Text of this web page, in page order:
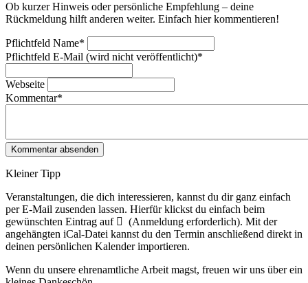
Ob kurzer Hinweis oder persönliche Empfehlung – deine
Rückmeldung hilft anderen weiter. Einfach hier kommentieren!
Pflichtfeld Name*
Pflichtfeld E-Mail (wird nicht veröffentlicht)*
Webseite
Kommentar*
Kleiner Tipp
Veranstaltungen, die dich interessieren, kannst du dir ganz einfach
per E‑Mail zusenden lassen. Hierfür klickst du einfach beim
gewünschten Eintrag auf
(Anmeldung erforderlich). Mit der
angehängten iCal-Datei kannst du den Termin anschließend direkt in
deinen persönlichen Kalender importieren.
Wenn du unsere ehrenamtliche Arbeit magst, freuen wir uns über ein